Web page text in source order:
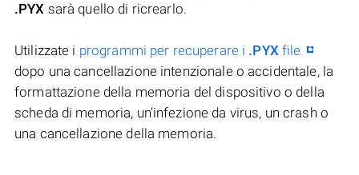
.PYX sarà quello di ricrearlo.
Utilizzate i programmi per recuperare i .PYXfile
dopo una cancellazione intenzionale o accidentale, la
formattazione della memoria del dispositivo o della
scheda di memoria, un’infezione da virus, un crash o
una cancellazione della memoria.